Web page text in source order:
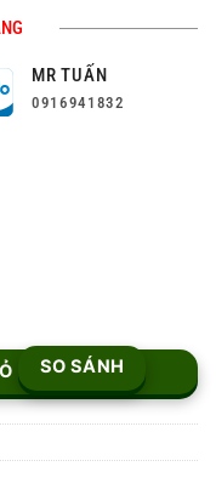
MR TUẤN
0916941832
SO SÁNH